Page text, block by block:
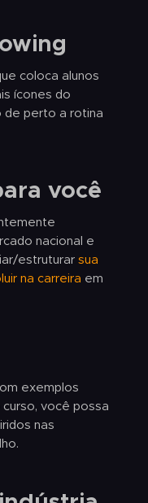
coloca alunos
ícones do
de perto a rotina
você
nacional e
estruturar sua
na carreira em
exemplos
você possa
nas